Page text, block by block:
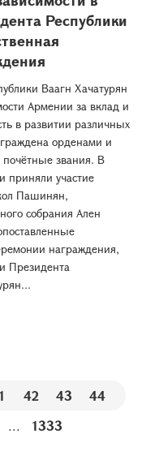
Республики
Ваагн Хачатурян
Армении за вклад и
в развитии различных
орденами и
звания. В
приняли участие
Пашинян,
собрания Ален
награждения,
Президента
42 43
44
... 1333